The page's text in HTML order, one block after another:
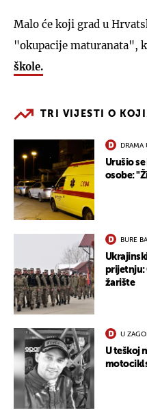
Malo će koji grad u
"okupacije maturanata",
škole.
TRI VIJESTI O
DRAMA
Urušio
osobe:
BURE
prijetnju:
žarište
U
U teškoj